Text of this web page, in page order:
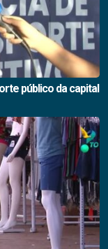
público da capital